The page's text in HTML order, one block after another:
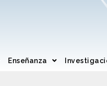
Enseñanza